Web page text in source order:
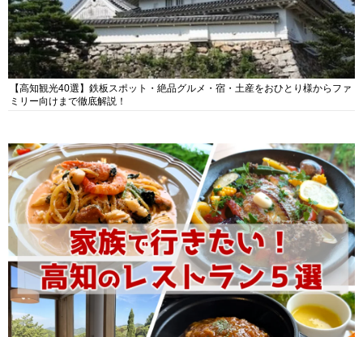
【高知観光40選】鉄板スポット・絶品グルメ・宿・土産をおひとり様からファ
ミリー向けまで徹底解説！